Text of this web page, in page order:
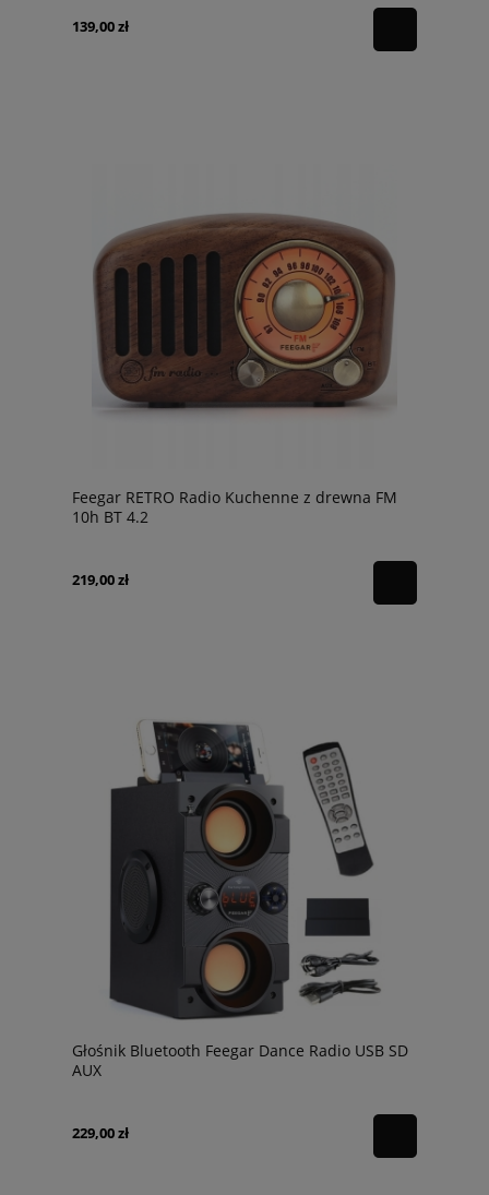
139,00 zł
Feegar RETRO Radio Kuchenne z drewna FM
10h BT 4.2
219,00 zł
Głośnik Bluetooth Feegar Dance Radio USB SD
AUX
229,00 zł